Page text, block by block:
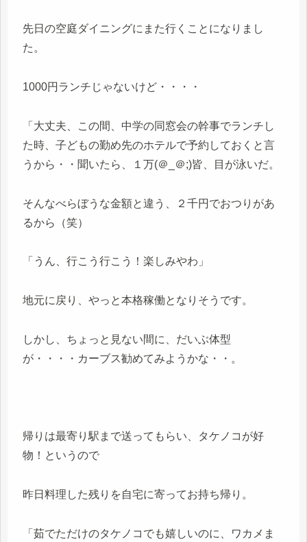
先日の空庭ダイニングにまた行くことになりまし
た。
1000円ランチじゃないけど・・・・
「大丈夫、この間、中学の同窓会の幹事でランチし
た時、子どもの勤め先のホテルで予約しておくと言
うから・・聞いたら、１万(＠_＠;)皆、目が泳いだ。
そんなべらぼうな金額と違う、２千円でおつりがあ
るから（笑）
「うん、行こう行こう！楽しみやわ」
地元に戻り、やっと本格稼働となりそうです。
しかし、ちょっと見ない間に、だいぶ体型
が・・・・カーブス勧めてみようかな・・。
帰りは最寄り駅まで送ってもらい、タケノコが好
物！というので
昨日料理した残りを自宅に寄ってお持ち帰り。
「茹でただけのタケノコでも嬉しいのに、ワカメま